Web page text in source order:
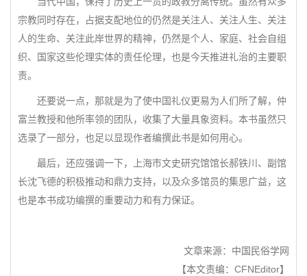
宗教同时存在，占据支配地位的仍然是关注人、关注人生、关注
人的生命、关注此岸世界的精神，仍然是个人、家庭、社会自组
织、国家这些伦理实体的责任伦理，也是今天推进礼治的主要职
责。
还要说一点，那就是为了使中国礼仪更易为人们所了解，仲
富兰教授和他所率领的团队，收集了大量具象资料。本书虽然只
选录了一部分，也足以显现作者编撰此书是如何用心。
最后，还应强调一下，上海市文史研究馆馆长郝铁川、副馆
长沈飞德的积极推动和鼎力支持，以及众多馆员的集思广益，这
也是本书成功编撰的重要动力和有力保证。
文章来源：中国民俗学网
【本文责编：CFNEditor】